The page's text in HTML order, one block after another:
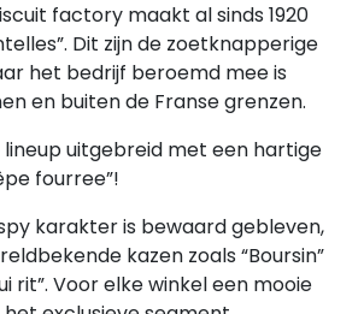
factory maakt al sinds 1920
Dit zijn de zoetknapperige
het bedrijf beroemd mee is
en buiten de Franse grenzen.
lineup uitgebreid met een hartige
fourree”!
karakter is bewaard gebleven,
kazen zoals “Boursin”
rit”. Voor elke winkel een mooie